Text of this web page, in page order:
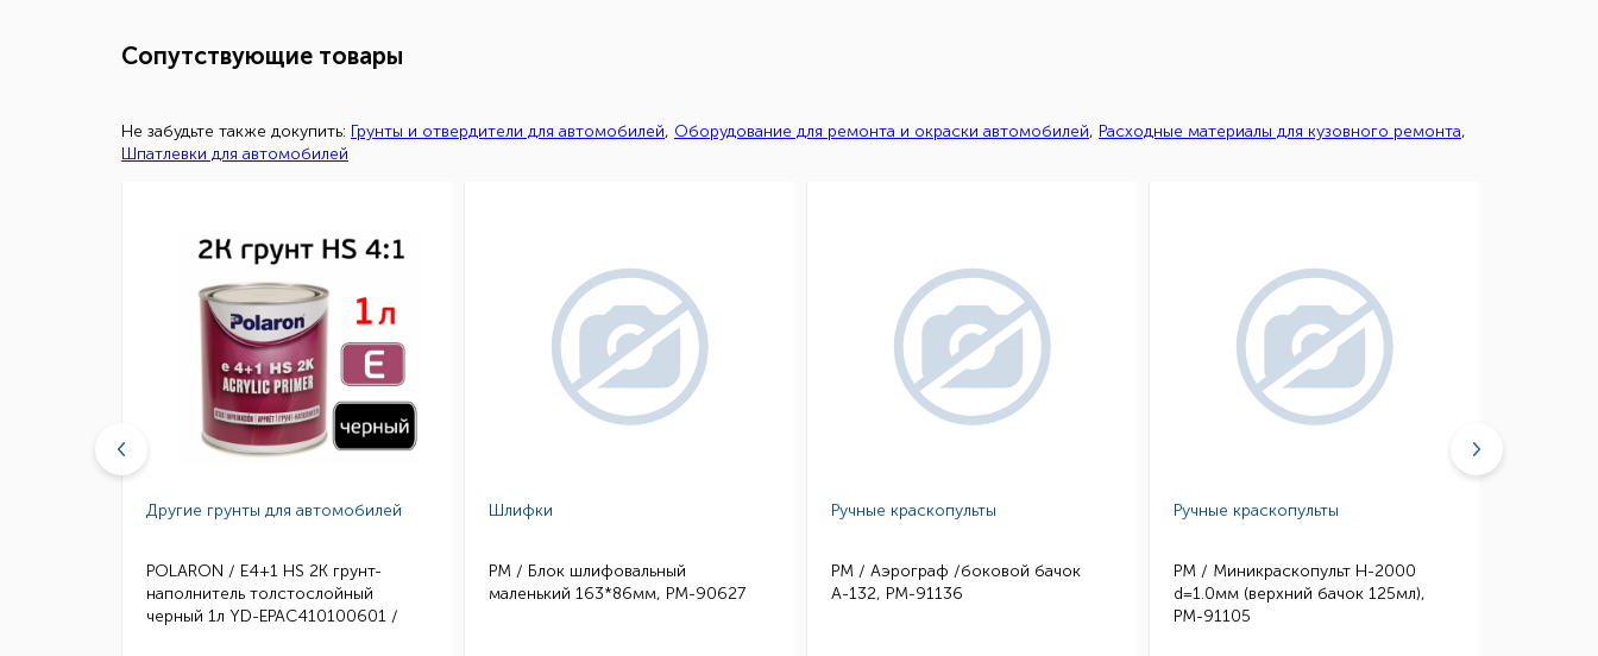
Сопутствующие товары
Не забудьте также докупить: Грунты и отвердители для автомобилей, Оборудование для ремонта и окраски автомобилей, Расходные материалы для кузовного ремонта,
Шпатлевки для автомобилей
Другие грунты для автомобилей
POLARON / E4+1 HS 2K грунт-
наполнитель толстослойный
черный 1л YD-EPAC410100601 /
Шлифки
РМ / Блок шлифовальный
маленький 163*86мм, РМ-90627
Ручные краскопульты
РМ / Аэрограф /боковой бачок
А-132, РМ-91136
Ручные краскопульты
РМ / Миникраскопульт H-2000
d=1.0мм (верхний бачок 125мл),
РМ-91105